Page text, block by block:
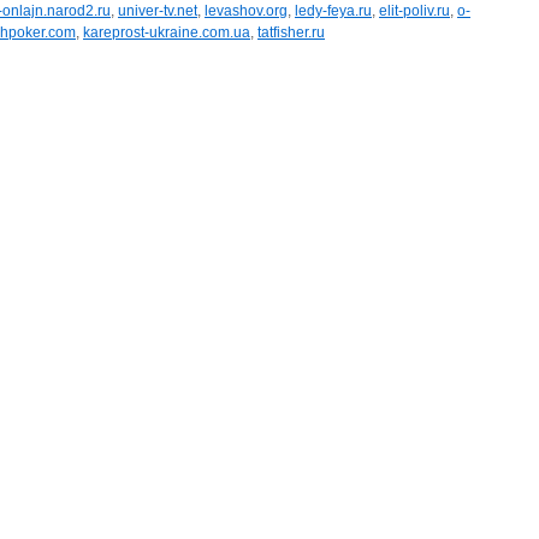
, univer-tv.net, levashov.org, ledy-feya.ru, elit-poliv.ru, o-
, kareprost-ukraine.com.ua, tatfisher.ru